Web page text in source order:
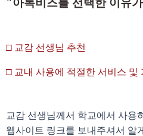
□ 교감 선생님 추천
□ 교내 사용에 적절한 서비스 및
교감 선생님께서 학교에서 사용
웹사이트 링크를 보내주셔서 알